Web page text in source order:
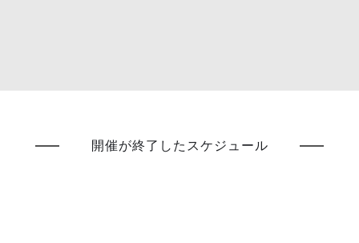
開催が終了したスケジュール